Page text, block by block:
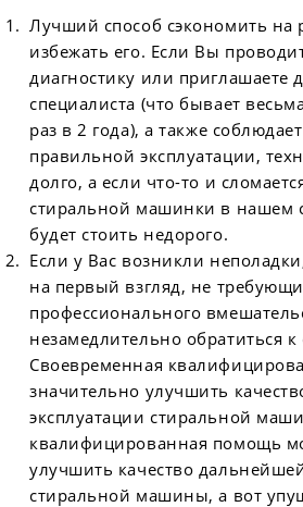
Лучший способ сэкономить на
избежать его. Если Вы
диагностику или приглашаете
специалиста (что бывает
раз в 2 года), а также
правильной эксплуатации,
долго, а если что-то и
стиральной машинки в нашем
будет стоить недорого.
Если у Вас возникли
на первый взгляд, не
профессионального
незамедлительно обратиться к
Своевременная
значительно улучшить
эксплуатации стиральной
квалифицированная помощь
улучшить качество
стиральной машины, а вот